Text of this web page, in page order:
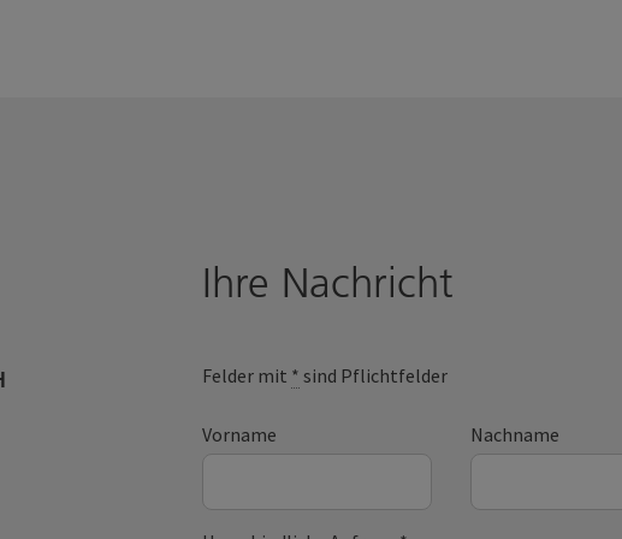
Ihre Nachricht
Felder mit * sind Pflichtfelder
Vorname Nachname